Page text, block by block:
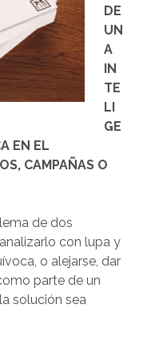
DE
UN
A
IN
TE
LI
GE
EN EL
CAMPAÑAS O
de dos
con lupa y
o alejarse, dar
parte de un
solución sea